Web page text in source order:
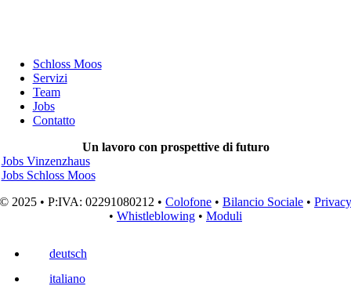
Schloss Moos
Servizi
Team
Jobs
Contatto
Un lavoro con prospettive di futuro
Jobs Vinzenzhaus
Jobs Schloss Moos
© 2025 • P:IVA: 02291080212 • Colofone • Bilancio Sociale • Privacy
• Whistleblowing • Moduli
deutsch
italiano